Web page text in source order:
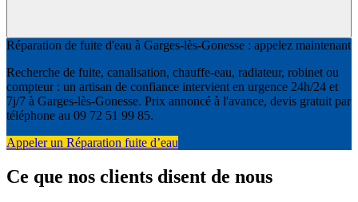
Réparation de fuite d'eau à Garges-lès-Gonesse : appelez maintenant
Recherche de fuite, canalisation, chauffe-eau, radiateur, robinet ou
compteur : un artisan de confiance intervient en urgence 24h/24 et
7j/7 à Garges-lès-Gonesse. Prix annoncé à l'avance, devis gratuit par
téléphone au 09 72 51 99 85.
Appeler un Réparation fuite d’eau
Ce que nos clients disent de nous